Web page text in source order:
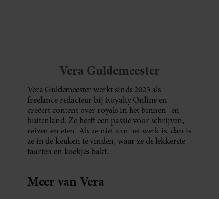
Vera Guldemeester
Vera Guldemeester werkt sinds 2023 als
freelance redacteur bij Royalty Online en
creëert content over royals in het binnen- en
buitenland. Ze heeft een passie voor schrijven,
reizen en eten. Als ze niet aan het werk is, dan is
ze in de keuken te vinden, waar ze de lekkerste
taarten en koekjes bakt.
Meer van Vera